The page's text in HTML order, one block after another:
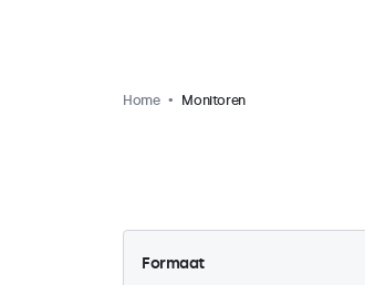
Home Monitoren
Formaat